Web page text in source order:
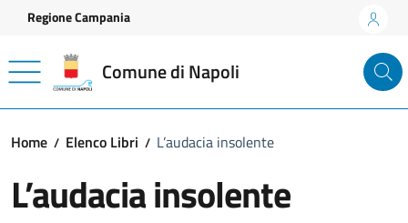
Vai ai contenuti
Vai al footer
Regione Campania
Comune di Napoli
Home Elenco Libri L’audacia insolente
L’audacia insolente